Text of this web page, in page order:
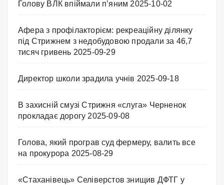
Голову ВЛК впіймали п’яним 2025-10-02
Афера з профілакторієм: рекреаційну ділянку
під Стрижнем з недобудовою продали за 46,7
тисяч гривень 2025-09-29
Директор школи зрадила учнів 2025-09-18
В захисній смузі Стрижня «слуга» Черненок
прокладає дорогу 2025-09-08
Голова, який програв суд фермеру, валить все
на прокурора 2025-08-29
«Стаханівець» Селіверстов знищив ДФТГ у